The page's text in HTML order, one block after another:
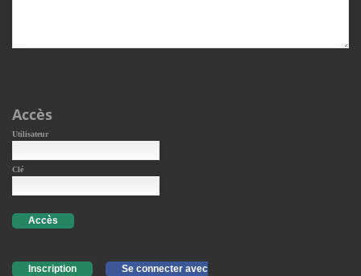
Accès
Utilisateur
Clé
Accès
Inscription
Se connecter avec